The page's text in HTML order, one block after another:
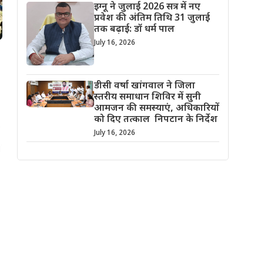
इग्नू ने जुलाई 2026 सत्र में नए
प्रवेश की अंतिम तिथि 31 जुलाई
तक बढ़ाई: डॉ धर्म पाल
July 16, 2026
डीसी वर्षा खांगवाल ने जिला
स्तरीय समाधान शिविर में सुनी
आमजन की समस्याएं, अधिकारियों
को दिए तत्काल निपटान के निर्देश
July 16, 2026